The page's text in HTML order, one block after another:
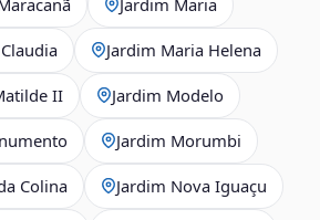
Jardim Maria Helena
II Jardim Modelo
Jardim Morumbi
Colina Jardim Nova Iguaçu